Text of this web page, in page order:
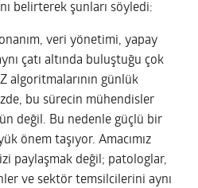
belirterek şunları söyledi:
veri yönetimi, yapay
çatı altında buluştuğu çok
algoritmalarının günlük
bu sürecin mühendisler
değil. Bu nedenle güçlü bir
önem taşıyor. Amacımız
paylaşmak değil; patologlar,
ve sektör temsilcilerini aynı